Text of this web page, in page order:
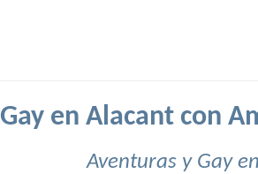
Gay en Alacant con
Aventuras y Gay